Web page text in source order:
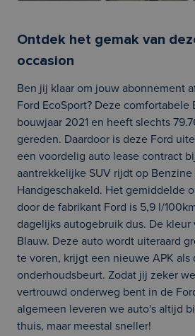
Ontdek het gemak van
occasion
Ben jij klaar om jouw abonnement
Ford EcoSport? Deze comfortabele
bouwjaar 2021 en heeft slechts
gereden. Daardoor is deze Ford
een voordelig auto lease contract
aantrekkelijke SUV rijdt op Benzine
Handgeschakeld. Het gemiddelde
door de fabrikant Ford is 5,9 l/
dagelijks autogebruik dus. De kleur
Blauw. Deze auto wordt uiteraard
te voren, krijgt een nieuwe APK als
onderhoudsbeurt. Zodat jij zeker
vertrouwd onderweg bent in de
algemeen leveren we auto's altijd
thuis, maar meestal sneller!